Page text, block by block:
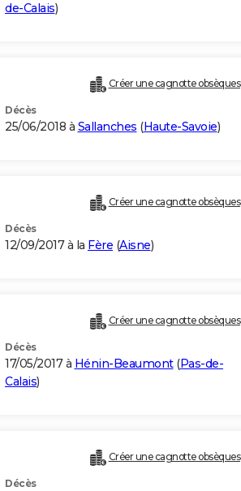
de-Calais)
Créer une cagnotte obsèques
Décès
25/06/2018 à Sallanches (Haute-Savoie)
Créer une cagnotte obsèques
Décès
12/09/2017 à la Fère (Aisne)
Créer une cagnotte obsèques
Décès
17/05/2017 à Hénin-Beaumont(Pas-de-
Calais)
Créer une cagnotte obsèques
Décès